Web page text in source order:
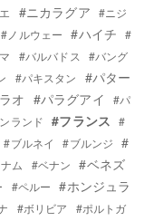
#ニカラグア #ニジ
#ノルウェー #ハイチ
#
#バルバドス
#バング
#パキスタン
#パター
オ #パラグアイ
#パ
ランド #フランス
#
#ブルネイ #ブルンジ
#
ム #ベナン
#ベネズ
#ペルー
#ホンジュラ
#ボリビア
#ポルトガ